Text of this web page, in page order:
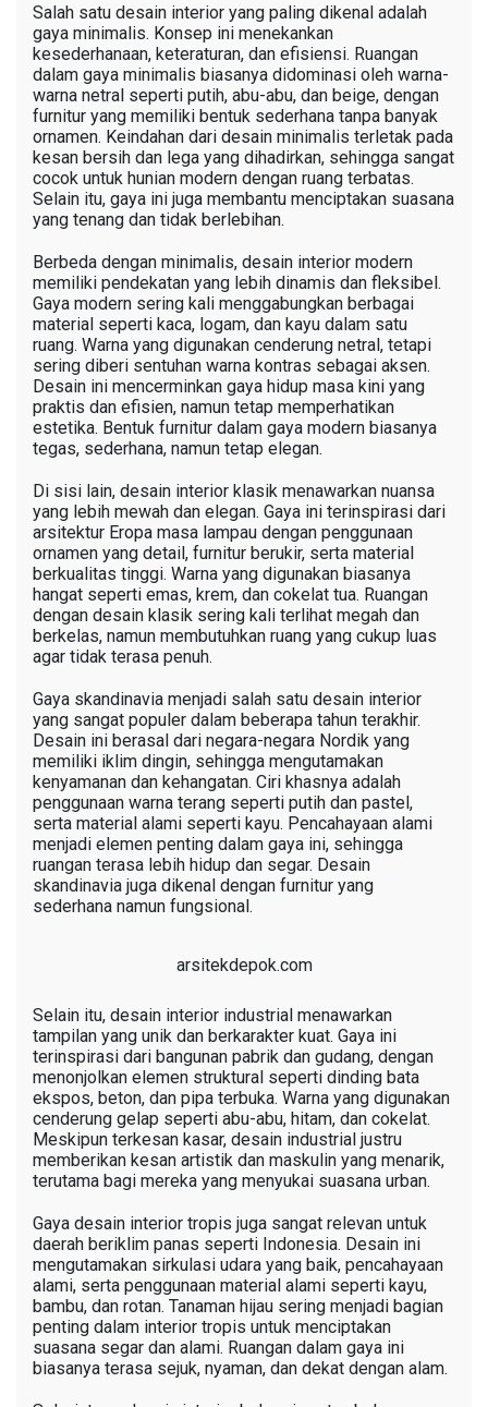
Salah satu desain interior yang paling dikenal adalah
gaya minimalis. Konsep ini menekankan
kesederhanaan, keteraturan, dan efisiensi. Ruangan
dalam gaya minimalis biasanya didominasi oleh warna-
warna netral seperti putih, abu-abu, dan beige, dengan
furnitur yang memiliki bentuk sederhana tanpa banyak
ornamen. Keindahan dari desain minimalis terletak pada
kesan bersih dan lega yang dihadirkan, sehingga sangat
cocok untuk hunian modern dengan ruang terbatas.
Selain itu, gaya ini juga membantu menciptakan suasana
yang tenang dan tidak berlebihan.
Berbeda dengan minimalis, desain interior modern
memiliki pendekatan yang lebih dinamis dan fleksibel.
Gaya modern sering kali menggabungkan berbagai
material seperti kaca, logam, dan kayu dalam satu
ruang. Warna yang digunakan cenderung netral, tetapi
sering diberi sentuhan warna kontras sebagai aksen.
Desain ini mencerminkan gaya hidup masa kini yang
praktis dan efisien, namun tetap memperhatikan
estetika. Bentuk furnitur dalam gaya modern biasanya
tegas, sederhana, namun tetap elegan.
Di sisi lain, desain interior klasik menawarkan nuansa
yang lebih mewah dan elegan. Gaya ini terinspirasi dari
arsitektur Eropa masa lampau dengan penggunaan
ornamen yang detail, furnitur berukir, serta material
berkualitas tinggi. Warna yang digunakan biasanya
hangat seperti emas, krem, dan cokelat tua. Ruangan
dengan desain klasik sering kali terlihat megah dan
berkelas, namun membutuhkan ruang yang cukup luas
agar tidak terasa penuh.
Gaya skandinavia menjadi salah satu desain interior
yang sangat populer dalam beberapa tahun terakhir.
Desain ini berasal dari negara-negara Nordik yang
memiliki iklim dingin, sehingga mengutamakan
kenyamanan dan kehangatan. Ciri khasnya adalah
penggunaan warna terang seperti putih dan pastel,
serta material alami seperti kayu. Pencahayaan alami
menjadi elemen penting dalam gaya ini, sehingga
ruangan terasa lebih hidup dan segar. Desain
skandinavia juga dikenal dengan furnitur yang
sederhana namun fungsional.
arsitekdepok.com
Selain itu, desain interior industrial menawarkan
tampilan yang unik dan berkarakter kuat. Gaya ini
terinspirasi dari bangunan pabrik dan gudang, dengan
menonjolkan elemen struktural seperti dinding bata
ekspos, beton, dan pipa terbuka. Warna yang digunakan
cenderung gelap seperti abu-abu, hitam, dan cokelat.
Meskipun terkesan kasar, desain industrial justru
memberikan kesan artistik dan maskulin yang menarik,
terutama bagi mereka yang menyukai suasana urban.
Gaya desain interior tropis juga sangat relevan untuk
daerah beriklim panas seperti Indonesia. Desain ini
mengutamakan sirkulasi udara yang baik, pencahayaan
alami, serta penggunaan material alami seperti kayu,
bambu, dan rotan. Tanaman hijau sering menjadi bagian
penting dalam interior tropis untuk menciptakan
suasana segar dan alami. Ruangan dalam gaya ini
biasanya terasa sejuk, nyaman, dan dekat dengan alam.